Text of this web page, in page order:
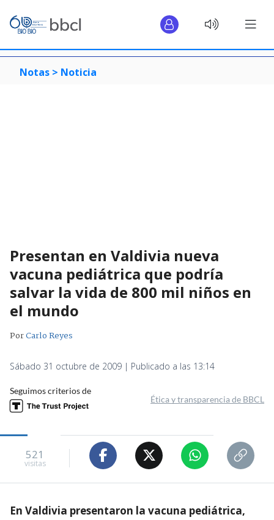
Notas > Noticia
Presentan en Valdivia nueva
vacuna pediátrica que podría
salvar la vida de 800 mil niños en
el mundo
PorCarlo Reyes
Sábado 31 octubre de 2009 | Publicado a las 13:14
Seguimos criterios de
Ética y transparencia de BBCL
521
visitas
En Valdivia presentaron la vacuna pediátrica,